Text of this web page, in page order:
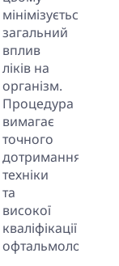
мінімізується
загальний
вплив
ліків на
організм.
Процедура
вимагає
точного
дотримання
техніки
та
високої
кваліфікації
офтальмолога.